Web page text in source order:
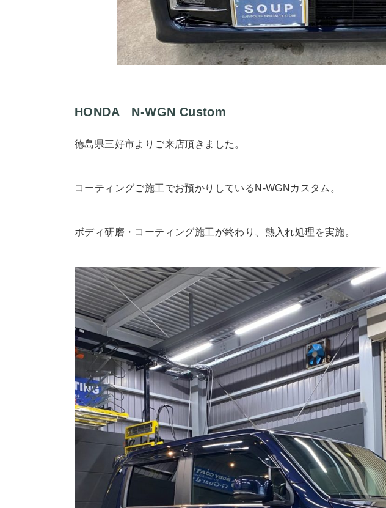
HONDA N-WGN Custom
徳島県三好市よりご来店頂きました。
コーティングご施工でお預かりしているN-WGNカスタム。
ボディ研磨・コーティング施工が終わり、熱入れ処理を実施。